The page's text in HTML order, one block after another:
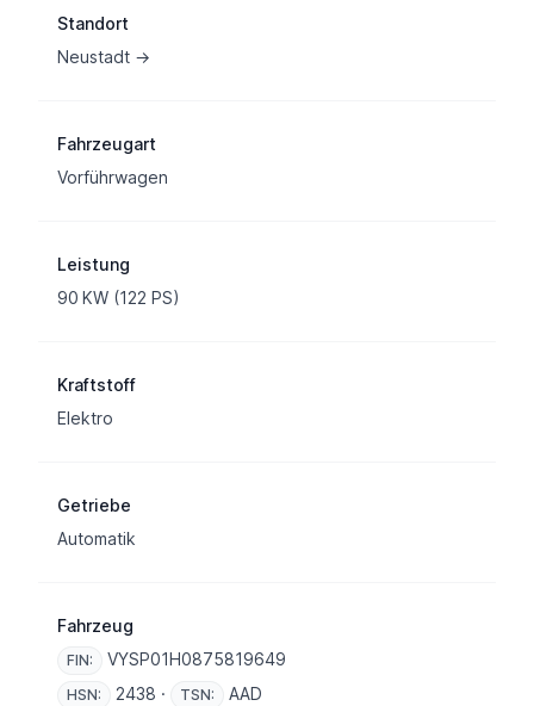
Standort
Neustadt →
Fahrzeugart
Vorführwagen
Leistung
90 KW (122 PS)
Kraftstoff
Elektro
Getriebe
Automatik
Fahrzeug
FIN: VYSP01H0875819649
HSN: 2438 · TSN: AAD